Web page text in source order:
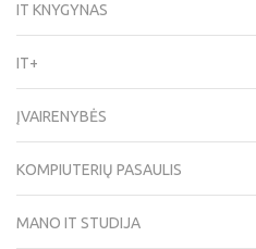
IT KNYGYNAS
IT+
ĮVAIRENYBĖS
KOMPIUTERIŲ PASAULIS
MANO IT STUDIJA